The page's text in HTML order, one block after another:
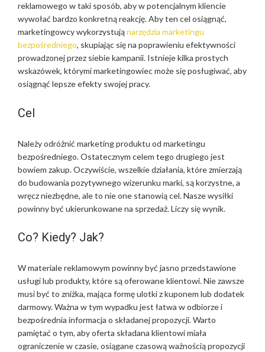
reklamowego w taki sposób, aby w potencjalnym kliencie
wywołać bardzo konkretną reakcję. Aby ten cel osiągnąć,
marketingowcy wykorzystująnarzędzia marketingu
bezpośredniego, skupiając się na poprawieniu efektywności
prowadzonej przez siebie kampanii. Istnieje kilka prostych
wskazówek, którymi marketingowiec może się posługiwać, aby
osiągnąć lepsze efekty swojej pracy.
Cel
Należy odróżnić marketing produktu od marketingu
bezpośredniego. Ostatecznym celem tego drugiego jest
bowiem zakup. Oczywiście, wszelkie działania, które zmierzają
do budowania pozytywnego wizerunku marki, są korzystne, a
wręcz niezbędne, ale to nie one stanowią cel. Nasze wysiłki
powinny być ukierunkowane na sprzedaż. Liczy się wynik.
Co? Kiedy? Jak?
W materiale reklamowym powinny być jasno przedstawione
usługi lub produkty, które są oferowane klientowi. Nie zawsze
musi być to zniżka, mająca formę ulotki z kuponem lub dodatek
darmowy. Ważna w tym wypadku jest łatwa w odbiorze i
bezpośrednia informacja o składanej propozycji. Warto
pamiętać o tym, aby oferta składana klientowi miała
ograniczenie w czasie, osiągane czasową ważnością propozycji